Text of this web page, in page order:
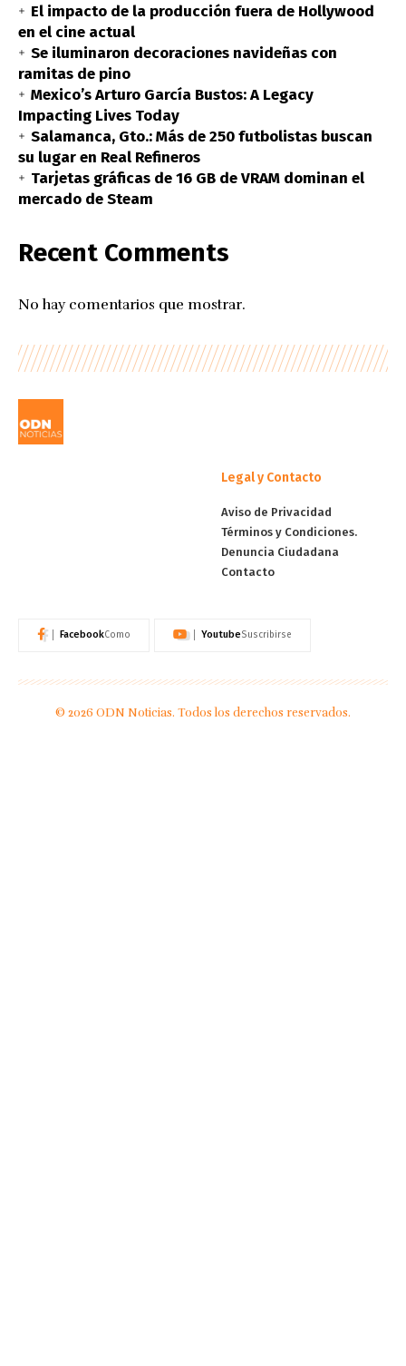
El impacto de la producción fuera de Hollywood
en el cine actual
Se iluminaron decoraciones navideñas con
ramitas de pino
Mexico’s Arturo García Bustos: A Legacy
Impacting Lives Today
Salamanca, Gto.: Más de 250 futbolistas buscan
su lugar en Real Refineros
Tarjetas gráficas de 16 GB de VRAM dominan el
mercado de Steam
Recent Comments
No hay comentarios que mostrar.
Legal y Contacto
Aviso de Privacidad
Términos y Condiciones.
Denuncia Ciudadana
Contacto
FacebookComo YoutubeSuscribirse
© 2026 ODN Noticias. Todos los derechos reservados.